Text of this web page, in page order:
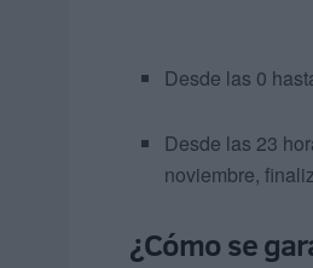
Desde las 0
Desde las 23
noviembre,
¿Cómo se